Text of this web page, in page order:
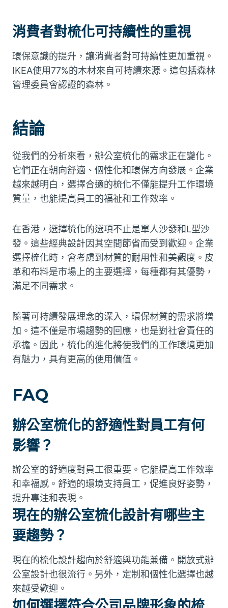
消費者對梳化可持續性的重視
環保意識的提升，讓消費者對可持續性更加重視。
IKEA使用77%的木材來自可持續來源。這包括森林
管理委員會認證的森林。
結論
從我們的分析來看，辦公室梳化的需求正在變化。
它們正在朝向舒適、個性化和環保方向發展。企業
越來越明白，選擇合適的梳化不僅能提升工作環境
質量，也能提高員工的福祉和工作效率。
在香港，選擇梳化的選項不止是單人沙發和L型沙
發。這些經典設計因其空間節省而受到歡迎。企業
選擇梳化時，會考慮到材質的耐用性和美觀度。皮
革和布料是市場上的主要選擇，每種都有其優勢，
滿足不同需求。
隨著可持續發展理念的深入，環保材質的需求將增
加。這不僅是市場趨勢的回應，也是對社會責任的
承擔。因此，梳化的進化將使我們的工作環境更加
有魅力，具有更高的使用價值。
FAQ
辦公室梳化的舒適性對員工有何
影響？
辦公室的舒適度對員工很重要。它能提高工作效率
和幸福感。舒適的環境支持員工，促進良好姿勢，
提升專注和表現。
現在的辦公室梳化設計有哪些主
要趨勢？
現在的梳化設計趨向於舒適與功能兼備。開放式辦
公室設計也很流行。另外，定制和個性化選擇也越
來越受歡迎。